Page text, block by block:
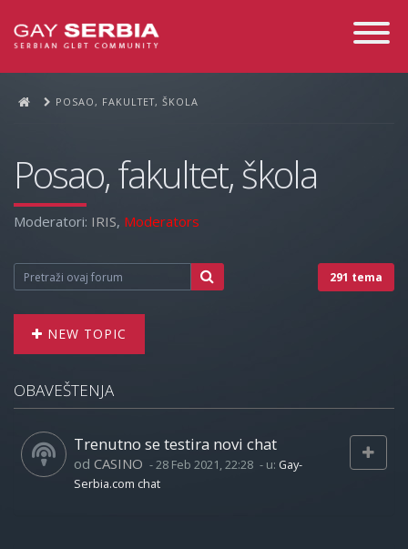
Toggle
POSAO, FAKULTET, ŠKOLA
Posao, fakultet, škola
Moderatori: IRIS, Moderators
291 tema
NEW TOPIC
OBAVEŠTENJA
Trenutno se testira novi chat
od CASINO -28 Feb 2021, 22:28 - u: Gay-
Serbia.com chat